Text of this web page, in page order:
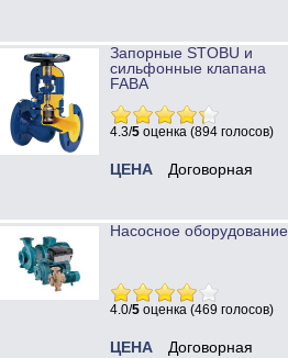
Запорные STOBU и
сильфонные клапана
FABA
4.3/5 оценка (894 голосов)
ЦЕНА Договорная
Насосное оборудование
4.0/5 оценка (469 голосов)
ЦЕНА Договорная